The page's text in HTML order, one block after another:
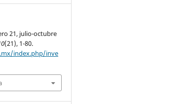
21, julio-octubre
(21), 1-80.
index.php/inve